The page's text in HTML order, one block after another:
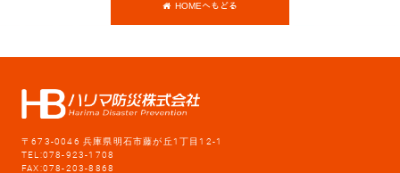
HOMEへもどる
〒673-0046 兵庫県明石市藤が丘1丁目12-1
TEL:078-923-1708
FAX:078-203-8868